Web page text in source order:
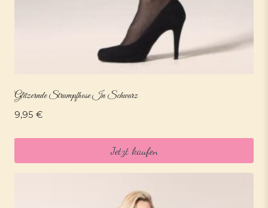
Glitzernde Strumpfhose In Schwarz
9,95 €
Jetzt kaufen